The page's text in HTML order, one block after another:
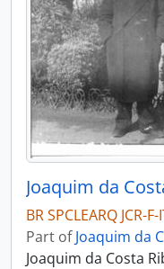
Joaquim da
BR SPCLEARQ JCR-
Part ofJoaquim da
Joaquim da Costa